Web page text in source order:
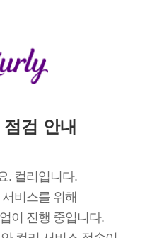
검 안내
. 컬리입니다.
비스를 위해
이 진행 중입니다.